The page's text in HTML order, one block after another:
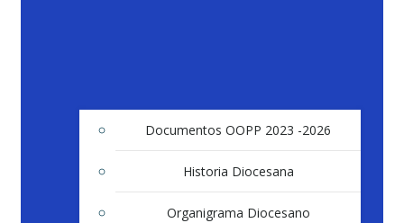
Documentos OOPP 2023 -2026
Historia Diocesana
Organigrama Diocesano